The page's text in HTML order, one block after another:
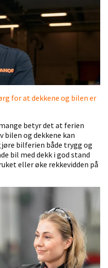
for at dekkene og bilen er
betyr det at ferien
bilen og dekkene kan
bilferien både trygg og
bil med dekk i god stand
eller øke rekkevidden på